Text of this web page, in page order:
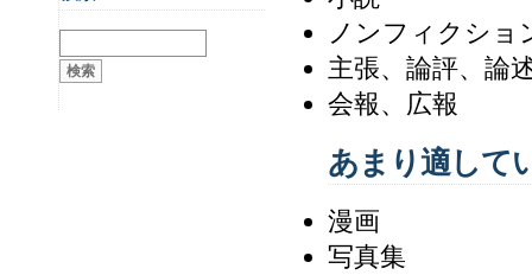
ノンフィクショ
主張、論評、論
会報、広報
あまり適して
漫画
写真集